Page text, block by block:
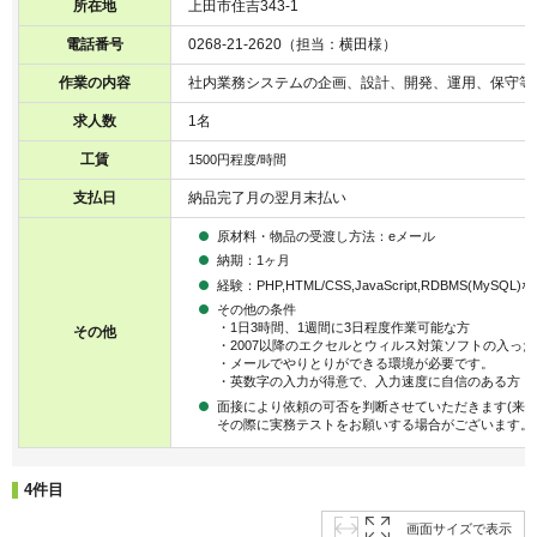
所在地 上田市住吉343-1
電話番号 0268-21-2620（担当：横田様）
作業の内容 社内業務システムの企画、設計、開発、運用、保守等
求人数 1名
工賃 1500円程度/時間
支払日 納品完了月の翌月末払い
その他
原材料・物品の受渡し方法：eメール
納期：1ヶ月
経験：PHP,HTML/CSS,JavaScript,RDBMS(MySQL)
その他の条件
・1日3時間、1週間に3日程度作業可能な方
・2007以降のエクセルとウィルス対策ソフトの入っ
・メールでやりとりができる環境が必要です。
・英数字の入力が得意で、入力速度に自信のある方
面接により依頼の可否を判断させていただきます(来
その際に実務テストをお願いする場合がございます。
4件目
画面サイズで表示